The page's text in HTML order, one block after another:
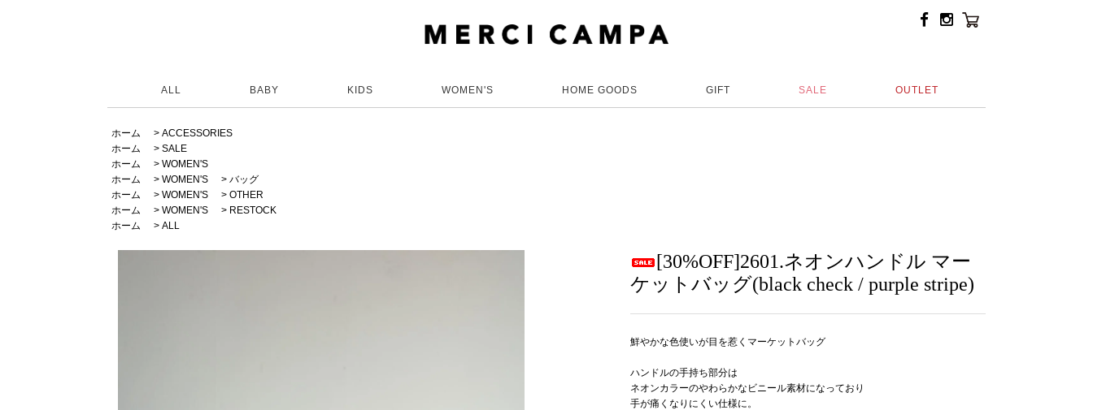
ALL BABY KIDS WOMEN'S HOME GOODS GIFT SALE OUTLET
ホーム > ACCESSORIES
ホーム
> SALE
ホーム
> WOMEN'S
ホーム
> WOMEN'S > バッグ
ホーム
> WOMEN'S > OTHER
ホーム
> WOMEN'S > RESTOCK
ホーム
> ALL
[30%OFF]2601.ネオンハンドル マー
ケットバッグ(black check / purple stripe)
鮮やかな色使いが目を惹くマーケットバッグ
ハンドルの手持ち部分は
ネオンカラーのやわらかなビニール素材になっており
手が痛くなりにくい仕様に。